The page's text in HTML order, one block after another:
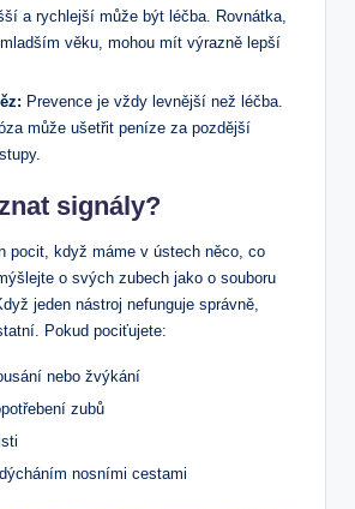
a rychlejší může být léčba. Rovnátka,
věku, mohou mít výrazně lepší
Prevence je vždy levnější než léčba.
může ušetřit peníze za pozdější
signály?
pocit, když máme v ústech něco, co
o svých zubech jako o souboru
jeden nástroj nefunguje správně,
Pokud pociťujete:
nebo žvýkání
zubů
nosními cestami